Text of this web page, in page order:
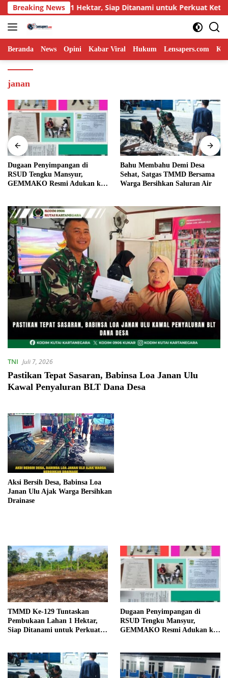
Langsung
ke
konten
Breaking News
Lahan 1 Hektar, Siap Ditanami untuk Perkuat Ketahanan
Beranda News Opini Kabar Viral Hukum Lensapers.com
janan
Dugaan Penyimpangan di
RSUD Tengku Mansyur,
GEMMAKO Resmi Adukan ke
Bahu Membahu Demi Desa
Sehat, Satgas TMMD Bersama
Warga Bersihkan Saluran Air
TNI Juli 7, 2026
Pastikan Tepat Sasaran, Babinsa Loa Janan Ulu
Kawal Penyaluran BLT Dana Desa
Aksi Bersih Desa, Babinsa Loa
Janan Ulu Ajak Warga Bersihkan
Drainase
TMMD Ke-129 Tuntaskan
Pembukaan Lahan 1 Hektar,
Siap Ditanami untuk Perkuat
Dugaan Penyimpangan di
RSUD Tengku Mansyur,
GEMMAKO Resmi Adukan ke